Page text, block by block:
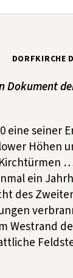
DORFKIRCHE
Dokument
eine
ein
des
Westrand